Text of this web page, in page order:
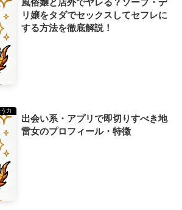
風俗嬢と店外でヤレる？ソープ・デ
リ嬢をタダでセックスしてセフレに
する方法を徹底解説！
力
出会い系・アプリで即切りすべき地
雷女のプロフィール・特徴